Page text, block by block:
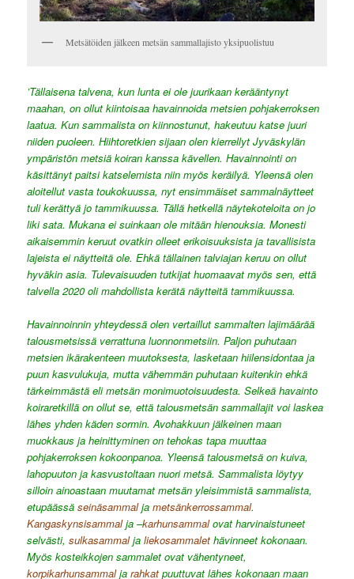
Metsätöiden jälkeen metsän sammallajisto yksipuolistuu
’Tällaisena talvena, kun lunta ei ole juurikaan kerääntynyt
maahan, on ollut kiintoisaa havainnoida metsien pohjakerroksen
laatua. Kun sammalista on kiinnostunut, hakeutuu katse juuri
niiden puoleen. Hiihtoretkien sijaan olen kierrellyt Jyväskylän
ympäristön metsiä koiran kanssa kävellen. Havainnointi on
käsittänyt paitsi katselemista niin myös keräilyä. Yleensä olen
aloitellut vasta toukokuussa, nyt ensimmäiset sammalnäytteet
tuli kerättyä jo tammikuussa. Tällä hetkellä näytekoteloita on jo
liki sata. Mukana ei suinkaan ole mitään hienouksia. Monesti
aikaisemmin keruut ovatkin olleet erikoisuuksista ja tavallisista
lajeista ei näytteitä ole. Ehkä tällainen talviajan keruu on ollut
hyväkin asia. Tulevaisuuden tutkijat huomaavat myös sen, että
talvella 2020 oli mahdollista kerätä näytteitä tammikuussa.
Havainnoinnin yhteydessä olen vertaillut sammalten lajimäärää
talousmetsissä verrattuna luonnonmetsiin. Paljon puhutaan
metsien ikärakenteen muutoksesta, lasketaan hiilensidontaa ja
puun kasvulukuja, mutta vähemmän puhutaan kuitenkin ehkä
tärkeimmästä eli metsän monimuotoisuudesta. Selkeä havainto
koiraretkillä on ollut se, että talousmetsän sammallajit voi laskea
lähes yhden käden sormin. Avohakkuun jälkeinen maan
muokkaus ja heinittyminen on tehokas tapa muuttaa
pohjakerroksen kokoonpanoa. Yleensä talousmetsä on kuiva,
lahopuuton ja kasvustoltaan nuori metsä. Sammalista löytyy
silloin ainoastaan muutamat metsän yleisimmistä sammalista,
etupäässäseinäsammaljametsänkerrossammal.
Kangaskynsisammalja –karhunsammalovat harvinaistuneet
selvästi,sulkasammaljaliekosammalet hävinneet kokonaan.
Myös kosteikkojen sammalet ovat vähentyneet,
korpikarhunsammaljarahkat puuttuvat lähes kokonaan maan